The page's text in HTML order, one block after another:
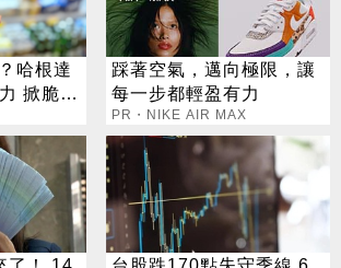
哈根達
掀脆友
踩著空氣，邁向極限，讓
每一步都輕盈有力
PR・NIKE AIR MAX